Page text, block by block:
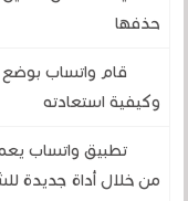
حذفها
قام واتساب
وكيفية استعادته
تطبيق واتساب
من خلال أداة جديدة